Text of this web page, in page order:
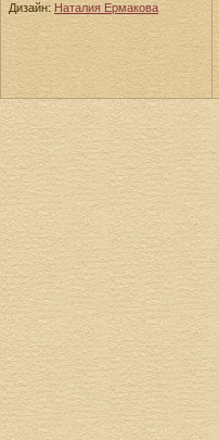
Дизайн: Наталия Ермакова